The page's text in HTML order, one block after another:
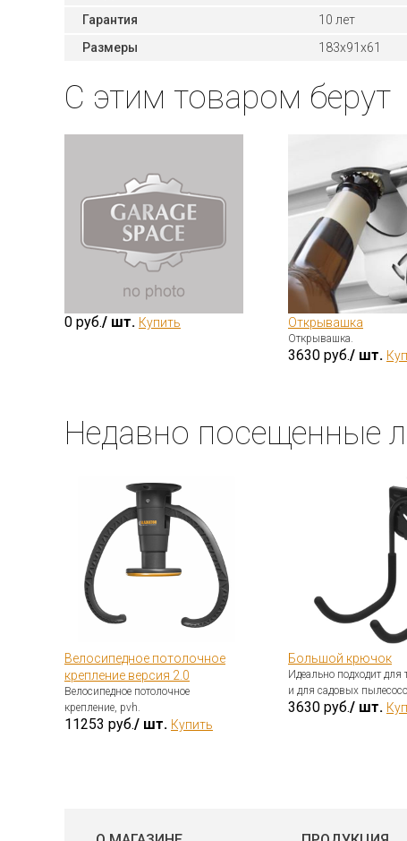
Гарантия
10 лет
Размеры
183x91x61
С этим товаром берут
0 руб./ шт. Купить Открывашка
Открывашка.
3630 руб./ шт.
Недавно посещенные
Велосипедное потолочное
крепление версия 2.0
Велосипедное потолочное
крепление, pvh.
11253 руб./ шт. Купить
Большой крючок
Идеально подходит
и для садовых
3630 руб./ шт.